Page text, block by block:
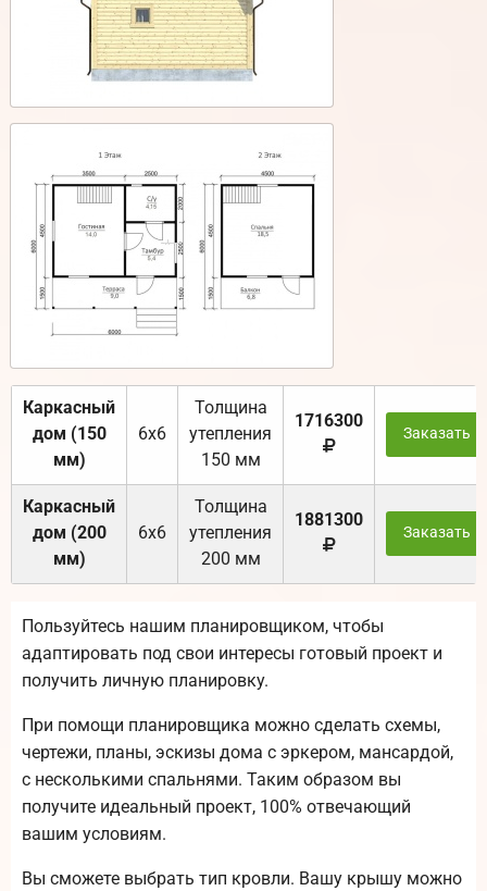
Каркасный
дом (150
мм)
6х6
Толщина
утепления
150 мм
1716300
Заказать
Каркасный
дом (200
мм)
6х6
Толщина
утепления
200 мм
1881300
Заказать
Пользуйтесь нашим планировщиком, чтобы
адаптировать под свои интересы готовый проект и
получить личную планировку.
При помощи планировщика можно сделать схемы,
чертежи, планы, эскизы дома с эркером, мансардой,
с несколькими спальнями. Таким образом вы
получите идеальный проект, 100% отвечающий
вашим условиям.
Вы сможете выбрать тип кровли. Вашу крышу можно